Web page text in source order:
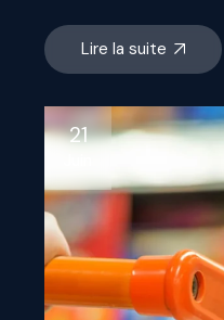
Lire la suite
21